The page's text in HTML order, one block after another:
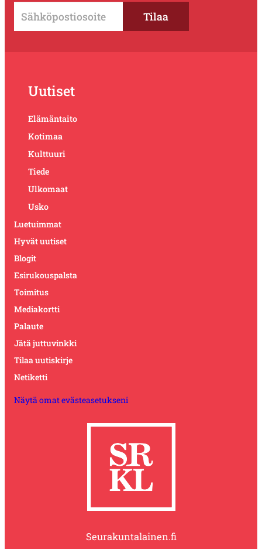
Uutiset
Elämäntaito
Kotimaa
Kulttuuri
Tiede
Ulkomaat
Usko
Luetuimmat
Hyvät uutiset
Blogit
Esirukouspalsta
Toimitus
Mediakortti
Palaute
Jätä juttuvinkki
Tilaa uutiskirje
Netiketti
Näytä omat evästeasetukseni
Seurakuntalainen.fi